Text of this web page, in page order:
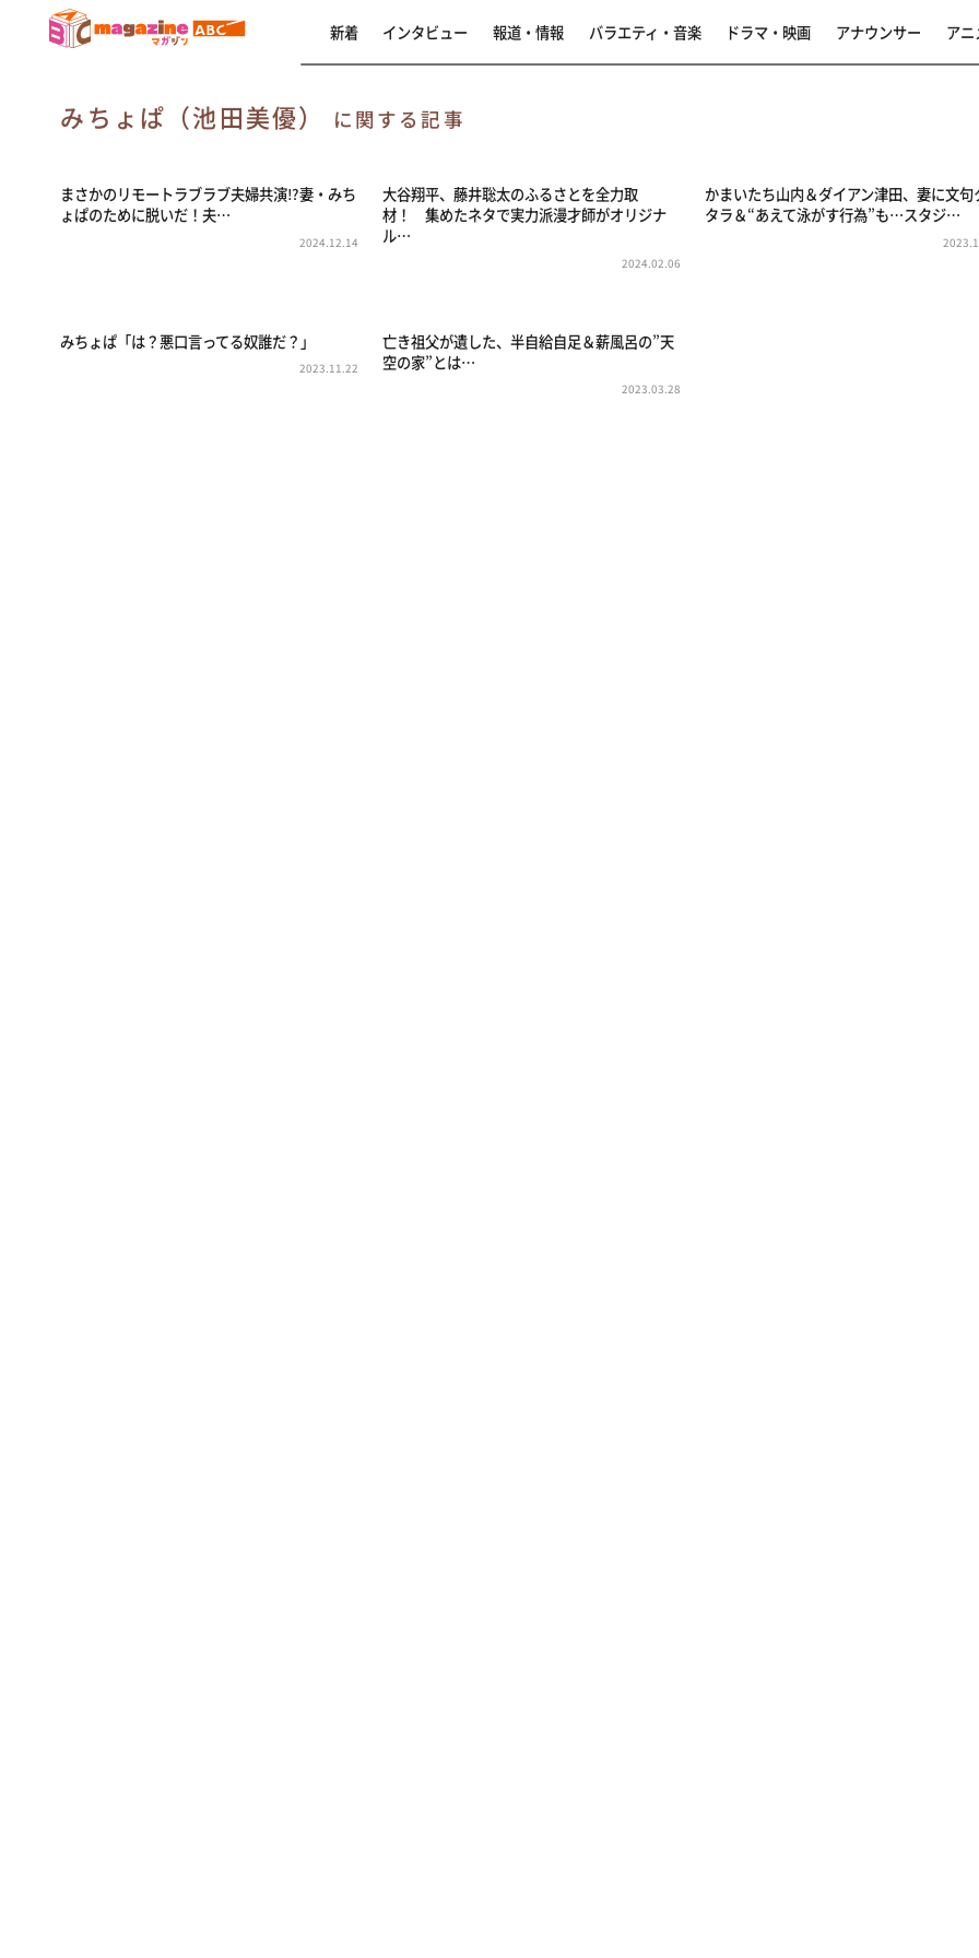
新着 インタビュー 報道・情報 バラエティ・音楽 ドラマ・映画 アナウンサー アニ
みちょぱ（池田美優） に関する記事
まさかのリモートラブラブ夫婦共演⁉妻・みち
ょぱのために脱いだ！夫…
2024.12.14
大谷翔平、藤井聡太のふるさとを全力取
材！ 集めたネタで実力派漫才師がオリジナ
ル…
2024.02.06
かまいたち山内＆ダイアン津田、妻に文句
タラ＆“あえて泳がす行為”も…スタジ…
みちょぱ「は？悪口言ってる奴誰だ？」
2023.11.22
亡き祖父が遺した、半自給自足＆薪風呂の”天
空の家”とは…
2023.03.28